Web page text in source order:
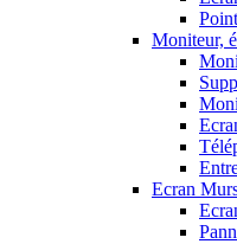
Moniteur,
Ecran